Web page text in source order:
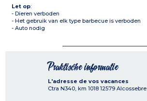
Let op:
- Dieren verboden
- Het gebruik van elk type barbecue is verboden
- Auto nodig
Praktische informatie
L'adresse de vos vacances
Ctra N340, km 1018 12579 Alcossebre